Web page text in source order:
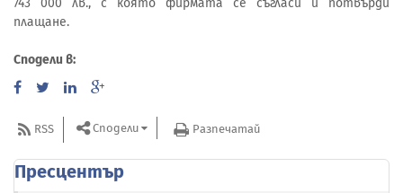
плащане.
Сподели в:
RSS Сподели Разпечатай
Пресцентър